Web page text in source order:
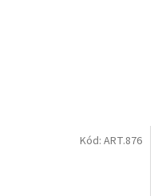
Kód: ART.876